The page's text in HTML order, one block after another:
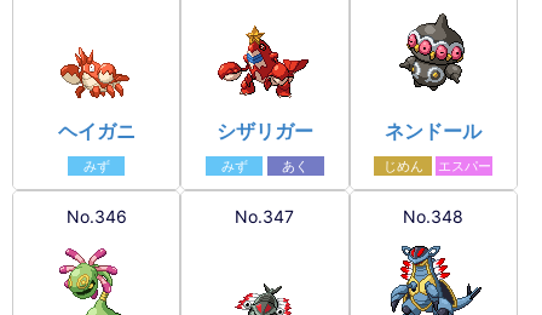
ヘイガニ
みず
シザリガー
みず あく
ネンドール
じめん エスパー
No.346 No.347 No.348